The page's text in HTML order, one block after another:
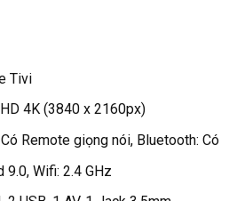
Tivi
4K (3840 x 2160px)
Remote giọng nói, Bluetooth: Có
9.0, Wifi: 2.4 GHz